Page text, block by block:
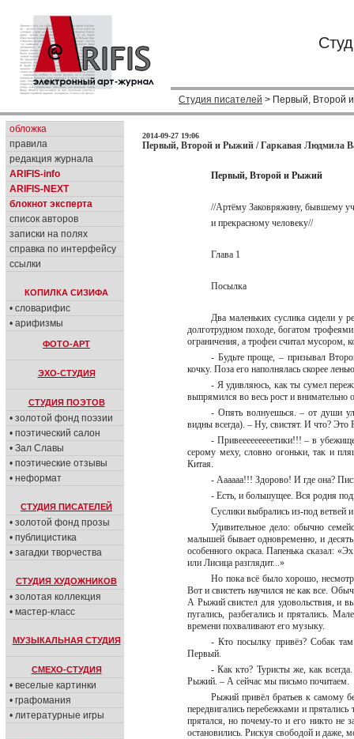
Студия писателей > Первый, Второй
обложка
правила
редакция журнала
ARIFIS-info
ARIFIS-NEXT
блокнот эксперта
список авторов
записки на полях
справка по интерфейсу
ссылки
КОПИЛКА СИЗИФА
• словарифис
• арифизмы
ФОТО-АРТ
ЭХО-СТУДИЯ
СТУДИЯ ПОЭТОВ
• золотой фонд поэзии
• поэтический салон
• Зал Славы
• поэтические отзывы
• неформат
СТУДИЯ ПИСАТЕЛЕЙ
• золотой фонд прозы
• публицистика
• загадки творчества
СТУДИЯ ХУДОЖНИКОВ
• золотая коллекция
• мастер-класс
МУЗЫКАЛЬНАЯ СТУДИЯ
СМЕХО-СТУДИЯ
• веселые картинки
• графомания
• литературные игры
2014-09-27 19:06
Первый, Второй и Рыжий / Гаркавая Людмила
Первый, Второй и Рыжий
//Артёму Заковряжину, бывшему
и прекрасному человеку//
Глава 1
Посылка
Два маленьких суслика сидели у
долготрудном походе, богатом
ограничения, а трофеи считал мусором,
- Будьте проще, – призывал
кочку. Поза его наполнялась скорее
- Я удивляюсь, как ты сумел
выпрямился во весь рост и внимательно
- Опять волнуешься. – от души
видны всегда). – Ну, свистят. И что?
- Привееееееееетики!!! – в
серому меху, словно огоньки, так и
Китая.
- Аааааа!!! Здорово! И где она?
- Есть, и большущее. Вся родня
Суслики выбрались из-под
Удивительное дело: обычно
малышей бывает одновременно, и
особенного окраса. Папенька сказал:
или Лисица разглядит...»
Но пока всё было хорошо,
Вот и свистеть научился не как все.
А Рыжий свистел для удовольствия, и
пугались, разбегались и прятались.
времени похваливают его музыку.
- Кто посылку привёз? Собак
Первый.
- Как кто? Туристы же, как
Рыжий. – А сейчас мы письмо почитаем.
Рыжий привёл братьев к самому
передвигались перебежками и
прятался, но почему-то и его никто не
остановились. Рискуя свободой и даже,